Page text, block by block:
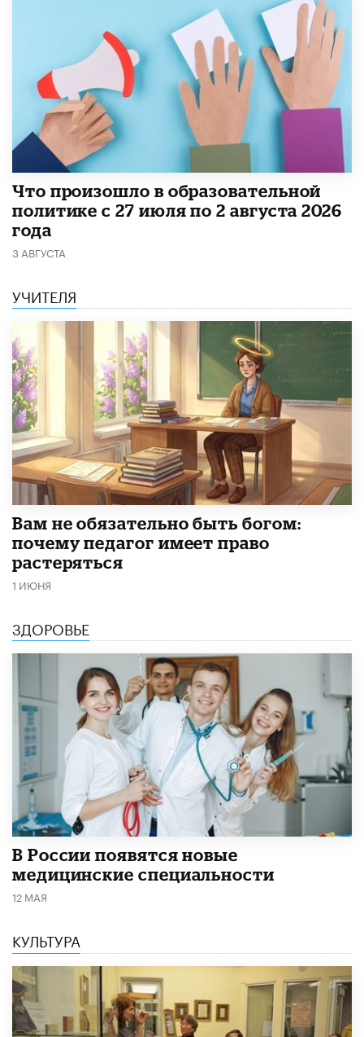
​Что произошло в образовательной
политике с 27 июля по 2 августа 2026
года
3 АВГУСТА
УЧИТЕЛЯ
​Вам не обязательно быть богом:
почему педагог имеет право
растеряться
1 ИЮНЯ
ЗДОРОВЬЕ
В России появятся новые
медицинские специальности
12 МАЯ
КУЛЬТУРА